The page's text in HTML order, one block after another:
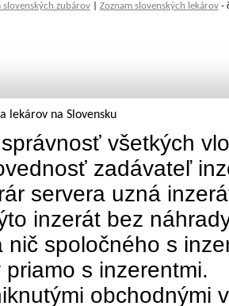
slovenských zubárov| Zoznam slovenských lekárov-
lekárov na Slovensku
všetkých
zadávateľ
servera uzná
inzerát bez
nič spoločného s
s inzerentmi.
obchodnými